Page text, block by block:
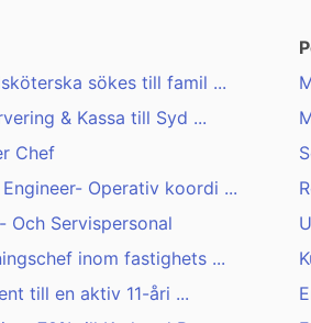
sökes till famil ...
& Kassa till Syd ...
Chef
Operativ koordi ...
Och Servispersonal
inom fastighets ...
till en aktiv 11-åri ...